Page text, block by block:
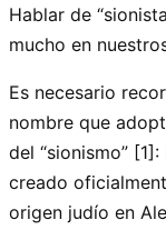
Hablar de
mucho en
Es necesario
nombre que
del “sionismo”
creado
origen judío en